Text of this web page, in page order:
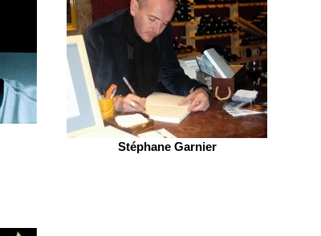
Stéphane Garnier